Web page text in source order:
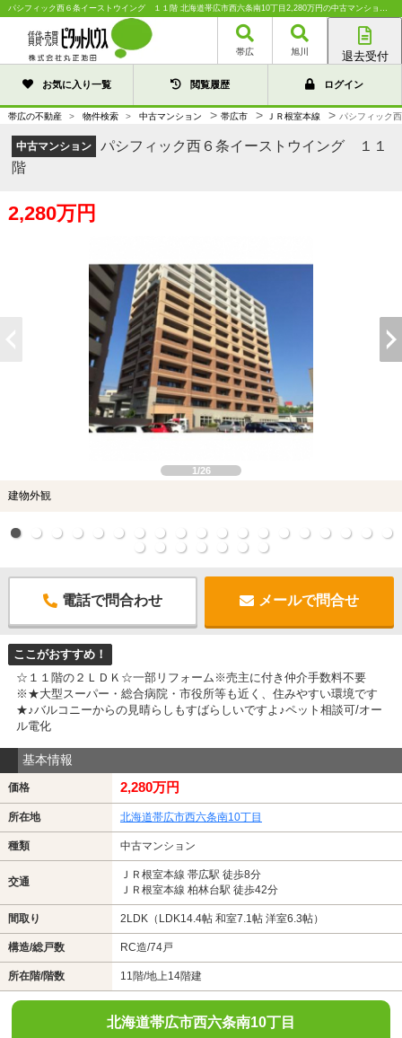
パシフィック西６条イーストウイング １１階 北海道帯広市西六条南10丁目2,280万円の中古マンション｜分譲マンション情報｜株式会社丸正池田
帯広 旭川 退去受付
旭川店
お気に入り一覧 閲覧履歴 ログイン
帯広の不動産 > 物件検索 > 中古マンション > 帯広市 > ＪＲ根室本線 > パシフィック
中古マンション
パシフィック西６条イーストウイング １１
階
2,280万円
1/26
建物外観
電話で問合わせ メールで問合せ
ここがおすすめ！
☆１１階の２ＬＤＫ☆一部リフォーム※売主に付き仲介手数料不要
※★大型スーパー・総合病院・市役所等も近く、住みやすい環境です
★♪バルコニーからの見晴らしもすばらしいですよ♪ペット相談可/オー
ル電化
基本情報
価格 2,280万円
所在地 北海道帯広市西六条南10丁目
種類 中古マンション
交通
ＪＲ根室本線 帯広駅 徒歩8分
ＪＲ根室本線 柏林台駅 徒歩42分
間取り 2LDK（LDK14.4帖 和室7.1帖 洋室6.3帖）
構造/総戸数 RC造/74戸
所在階/階数 11階/地上14階建
北海道帯広市西六条南10丁目